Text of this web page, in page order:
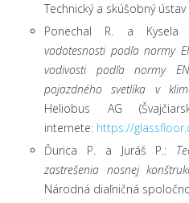
Technický a skúšobný
Ponechal R. a
vodotesnosti podľa normy
vodivosti podľa normy
pojazdného svetlíka v
Heliobus AG
internete: https://
Ďurica P. a Juráš P.:
zastrešenia nosnej
Národná diaľničná